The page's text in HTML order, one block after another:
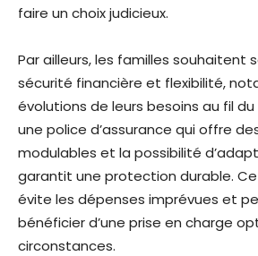
faire un choix judicieux.
Par ailleurs, les familles souhaitent
sécurité financière et flexibilité,
évolutions de leurs besoins au fil
une police d’assurance qui offre
modulables et la possibilité
garantit une protection durable.
évite les dépenses imprévues et
bénéficier d’une prise en charge
circonstances.